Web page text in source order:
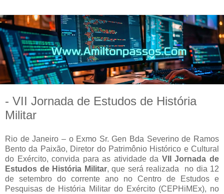
- VII Jornada de Estudos de História
Militar
Rio de Janeiro – o Exmo Sr. Gen Bda Severino de Ramos
Bento da Paixão, Diretor do Patrimônio Histórico e Cultural
do Exército, convida para as atividade da VII Jornada de
Estudos de História Militar, que será realizada no dia 12
de setembro do corrente ano no Centro de Estudos e
Pesquisas de História Militar do Exército (CEPHiMEx), no